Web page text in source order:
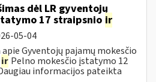
dėl LR gyventojų
17 straipsnio ir
05-04
Gyventojų pajamų mokesčio
ir Pelno mokesčio įstatymo 12
informacijos pateikta